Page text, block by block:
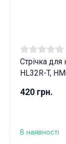
Стрічка для
HL32R-T,
420 грн.
В наявності